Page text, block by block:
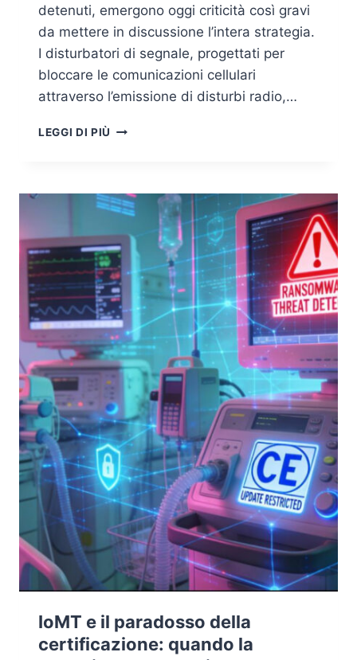
detenuti, emergono oggi criticità così gravi
da mettere in discussione l’intera strategia.
I disturbatori di segnale, progettati per
bloccare le comunicazioni cellulari
attraverso l’emissione di disturbi radio,…
LEGGI DI PIÙ PERCHÉ
CARCERI
SONO
INEFFICACI
(E
PERICOLOSI)
IoMT e il paradosso della
certificazione: quando la